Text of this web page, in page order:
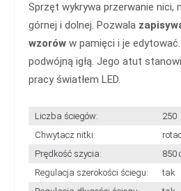
Sprzęt wykrywa przerwanie nici,
górnej i dolnej. Pozwala
wzorów w pamięci i je
podwójną igłą. Jego atut
pracy światłem LED.
Liczba ściegów:
250
Chwytacz nitki:
Prędkość szycia:
850
Regulacja szerokości ściegu:
tak